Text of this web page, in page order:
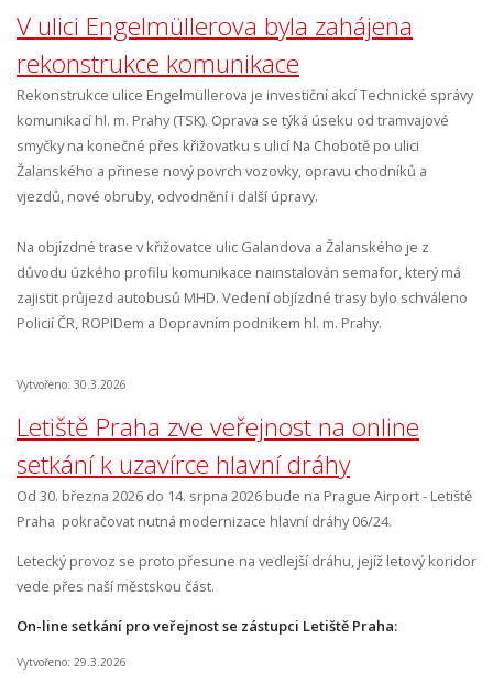
V ulici Engelmüllerova byla zahájena
rekonstrukce komunikace
Rekonstrukce ulice Engelmüllerova je investiční akcí Technické správy
komunikací hl. m. Prahy (TSK). Oprava se týká úseku od tramvajové
smyčky na konečné přes křižovatku s ulicí Na Chobotě po ulici
Žalanského a přinese nový povrch vozovky, opravu chodníků a
vjezdů, nové obruby, odvodnění i další úpravy.
Na objízdné trase v křižovatce ulic Galandova a Žalanského je z
důvodu úzkého profilu komunikace nainstalován semafor, který má
zajistit průjezd autobusů MHD. Vedení objízdné trasy bylo schváleno
Policií ČR, ROPIDem a Dopravním podnikem hl. m. Prahy.
Vytvořeno: 30.3.2026
Letiště Praha zve veřejnost na online
setkání k uzavírce hlavní dráhy
Od 30. března 2026 do 14. srpna 2026 bude na Prague Airport - Letiště
Praha pokračovat nutná modernizace hlavní dráhy 06/24.
Letecký provoz se proto přesune na vedlejší dráhu, jejíž letový koridor
vede přes naší městskou část.
On-line setkání pro veřejnost se zástupci Letiště Praha:
Vytvořeno: 29.3.2026